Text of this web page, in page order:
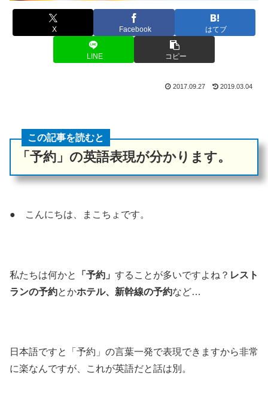
X Facebook はてブ
LINE コピー
2017.09.27 2019.03.04
この記事を読むと
「予約」の英語表現が分かります。
● こんにちは、まこちょです。
私たちは何かと 「予約」 することが多いですよね？ レスト
ランの予約とかホテル、新幹線の予約など…
日本語ですと「予約」の言葉一発で表現できますから非常
に楽なんですが、これが英語だと話は別。